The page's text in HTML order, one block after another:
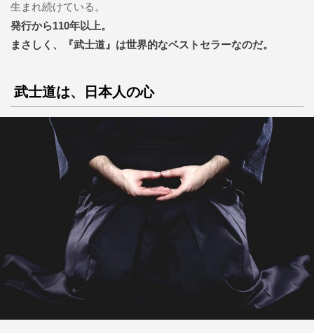
生まれ続けている。
発行から110年以上。
まさしく、『武士道』は世界的なベストセラーなのだ。
武士道は、日本人の心